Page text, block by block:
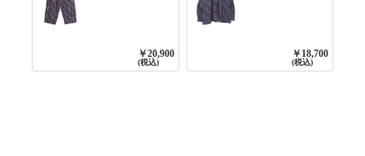
￥20,900
(税込)
3800NAVY BASE
￥18,700
(税込)